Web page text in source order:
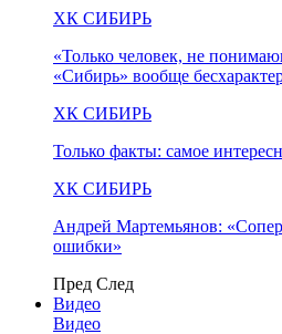
ХК СИБИРЬ
«Только человек, не
«Сибирь» вообще
ХК СИБИРЬ
Только факты: самое
ХК СИБИРЬ
Андрей Мартемьянов:
ошибки»
Пред След
Видео
Видео